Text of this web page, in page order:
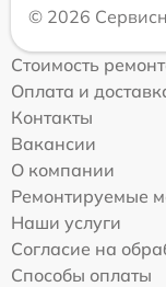
© 2026
Стоимость
Оплата и
Контакты
Вакансии
О компании
Ремонтируемые
Наши услуги
Согласие на
Способы оплаты